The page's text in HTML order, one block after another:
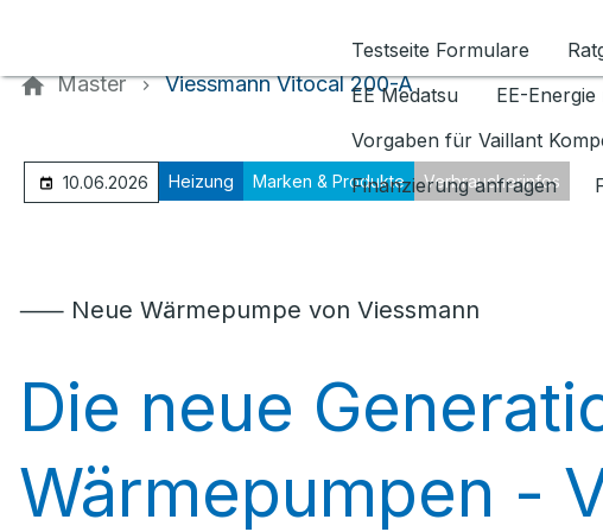
Testseite Formulare
EE Medatsu
EE-Energie
Vorgaben für Vaillant
Finanzierung anfragen
Master Viessmann Vitocal 200-A
10.06.2026 Heizung Marken & Produkte Verbraucherinfos
⸺ Neue Wärmepumpe von Viessmann
Die neue
Wärmepumpen -